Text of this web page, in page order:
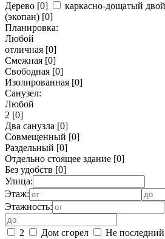
Дерево [0]
каркасно-дощатый
(экопан) [0]
Планировка:
Любой
отличная [0]
Смежная [0]
Свободная [0]
Изолированная [0]
Санузел:
Любой
2 [0]
Два санузла [0]
Совмещенный [0]
Раздельный [0]
Отдельно стоящее здание [0]
Без удобств [0]
Улица:
Этаж:
Этажность:
2 Дом сгорел Не последний